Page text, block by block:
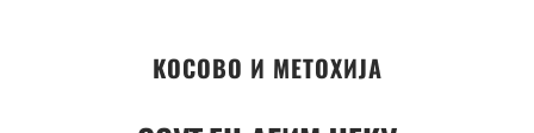
КОСОВО И МЕТОХИЈА